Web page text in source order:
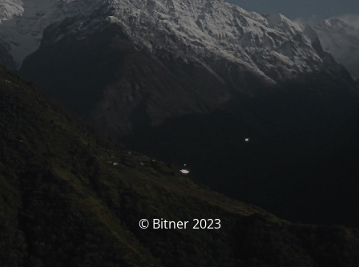
© Bitner 2023